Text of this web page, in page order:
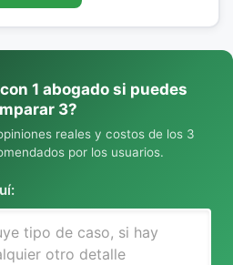
1 abogado si puedes
3?
reales y costos de los 3
por los usuarios.